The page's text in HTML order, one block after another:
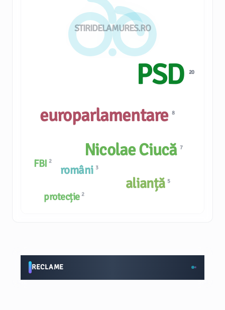
STIRIDELAMURES.RO
protecție 2
europarlamentare8
români 3
FBI 2
alianță 5
PSD20
Nicolae Ciucă7
RECLAME